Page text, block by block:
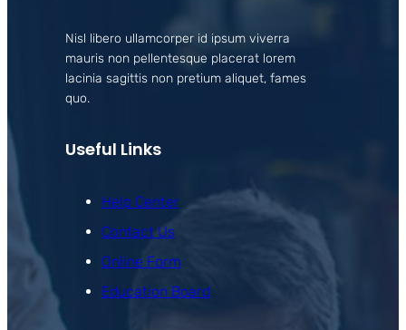
Nisl libero ullamcorper id ipsum viverra
mauris non pellentesque placerat lorem
lacinia sagittis non pretium aliquet, fames
quo.
Useful Links
Help Center
Contact Us
Online Form
Education Board